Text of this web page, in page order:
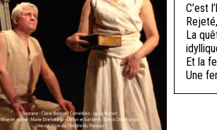
C’est
La
Et la
Une